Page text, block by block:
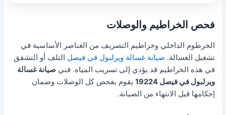
فحص الخراطيم والوصلات
الخرطوم الداخلي وخراطيم التصريف من العناصر الأساسية في
تشغيل الغسالة. صيانة غسالة ويرلبول في فيصل التلف أو التشقق
في هذه الخراطيم قد يؤدي إلى تسريب المياه. فنيصيانة غسالة
ويرلبول في فيصل 19224
يقوم بفحص كل الوصلات وضمان
إحكامها قبل الانتهاء من الصيانة.